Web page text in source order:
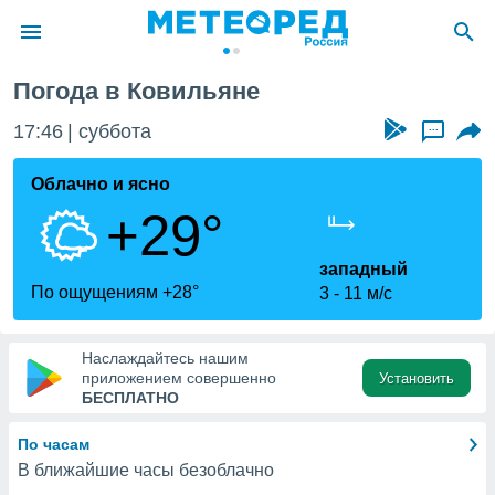
о
Вы можете
к этому
доступ
Погода в Ковильяне
17:46 суббота ...
Облачно и ясно
+29°
По ощущениям +28°
западный
3
11 м/с
Наслаждайтесь нашим
приложением совершенно
БЕСПЛАТНО
Установить
По часам
В ближайшие часы безоблачно